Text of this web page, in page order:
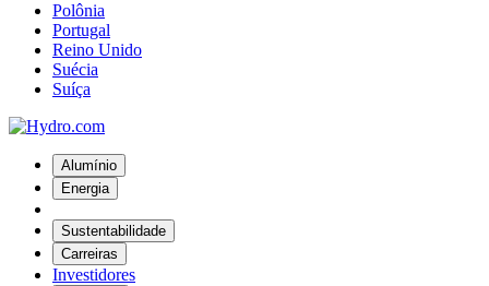
Polônia
Portugal
Reino Unido
Suécia
Suíça
Alumínio
Energia
Sustentabilidade
Carreiras
Investidores